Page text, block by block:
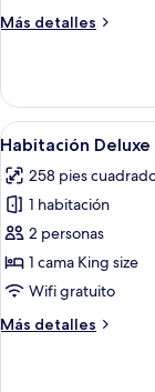
Más detalles
Más
triple
estándar
Abrir
todas
las
fotos
de
Habitación
Deluxe
11
Habitación Deluxe
258 pies
1 habitación
2 personas
1 cama King size
Wifi gratuito
Más detalles
Más